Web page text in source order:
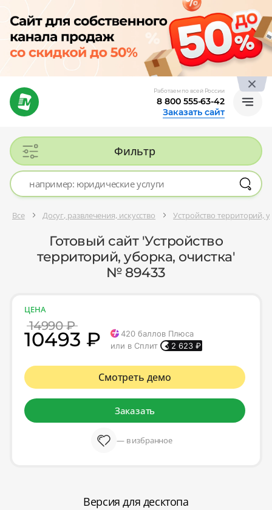
Работаем по всей России
8 800 555-63-42
Заказать сайт
Фильтр
Все Досуг, развлечения, искусство Устройство территорий,
Готовый сайт 'Устройство
территорий, уборка, очистка'
№ 89433
ЦЕНА
14990 ₽
10493 ₽ 420 баллов Плюса
или в Сплит
2 623 ₽
Смотреть демо
Заказать
— в избранное
Версия для десктопа